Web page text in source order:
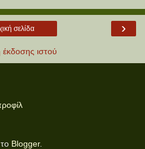
›
σελίδα
ιστού
Blogger.